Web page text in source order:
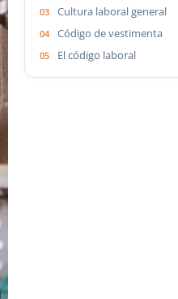
Cultura laboral general
Código de vestimenta
El código laboral